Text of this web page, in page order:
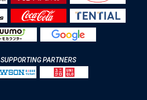
SUPPORTING PARTNERS